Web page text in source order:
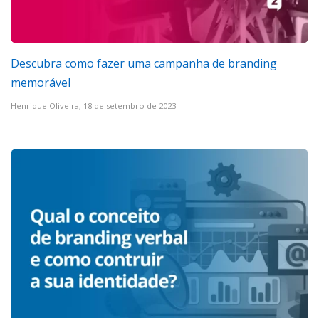
Descubra como fazer uma campanha de branding
memorável
Henrique Oliveira, 18 de setembro de 2023